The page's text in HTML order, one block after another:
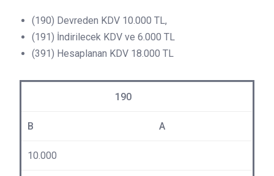
(190) Devreden KDV 10.000 TL,
(191) İndirilecek KDV ve 6.000 TL
(391) Hesaplanan KDV 18.000 TL
190
B A
10.000